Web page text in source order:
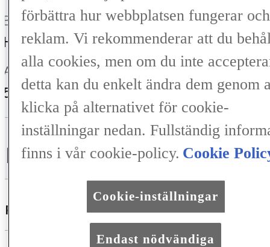
Bränsle
Hybrid Bensin
Växellåda
Automat
Antal säten
5
Färg
F White (083)
förbättra hur webbplatsen fungerar
reklam. Vi rekommenderar att du
alla cookies, men om du inte
detta kan du enkelt ändra dem genom
klicka på alternativet för cookie-
inställningar nedan. Fullständig
finns i vår cookie-policy. Cookie
Cookie-inställningar
Endast nödvändiga